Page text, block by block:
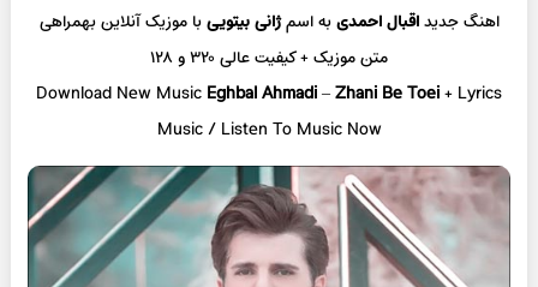
اهنگ جدیداقبال احمدیبه اسمژانی بیتوییبا موزیک آنلاینبهمراهی
متن موزیک + کیفیت عالی ۳۲۰ و ۱۲۸
Download New Music Eghbal Ahmadi–Zhani Be Toei+ Lyrics
Music / Listen To Music Now